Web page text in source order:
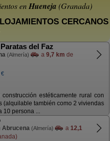
enHueneja (Granada)
CERCANOS
del Faz
(Almería) a 9,7 km de
€
estéticamente rural con
(alquilable también como 2 viviendas
10 persona ...
Abrucena (Almería) a 12,1